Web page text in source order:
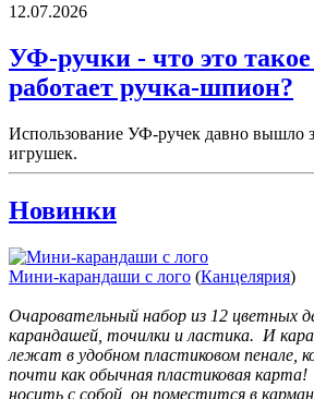
12.07.2026
УФ-ручки - что это
работает ручка-шпион?
Использование УФ-ручек давно вышло
игрушек.
Новинки
Мини-карандаши с лого (Канцелярия)
Очаровательный набор из 12 цветных
карандашей, точилки и ластика. И
лежат в удобном пластиковом пенале,
почти как обычная пластиковая карта!
носить с собой, он поместится в